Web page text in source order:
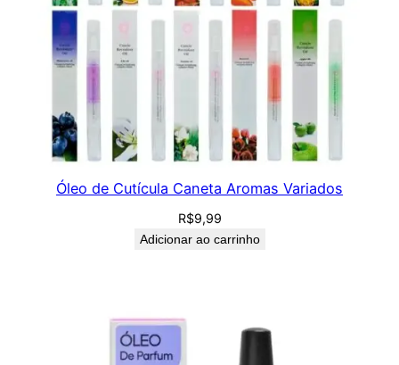
Óleo de Cutícula Caneta Aromas Variados
R$9,99
Adicionar ao carrinho